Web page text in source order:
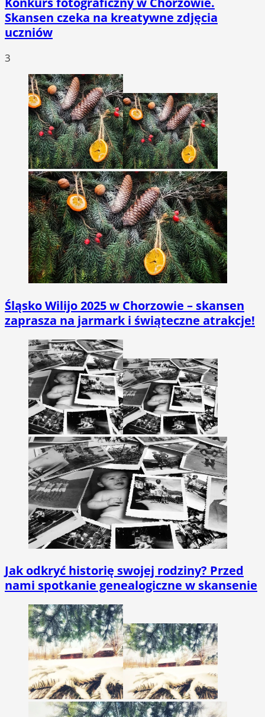
Skansen czeka na kreatywne zdjęcia
uczniów
3
Śląsko Wilijo 2025 w Chorzowie – skansen
zaprasza na jarmark i świąteczne atrakcje!
Jak odkryć historię swojej rodziny? Przed
nami spotkanie genealogiczne w skansenie